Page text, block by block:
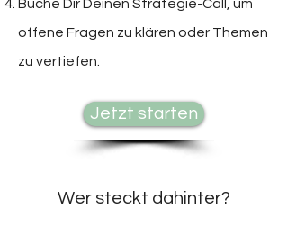
Buche Dir Deinen Strategie-Call, um
offene Fragen zu klären oder Themen
zu vertiefen.
Jetzt starten
Wer steckt dahinter?